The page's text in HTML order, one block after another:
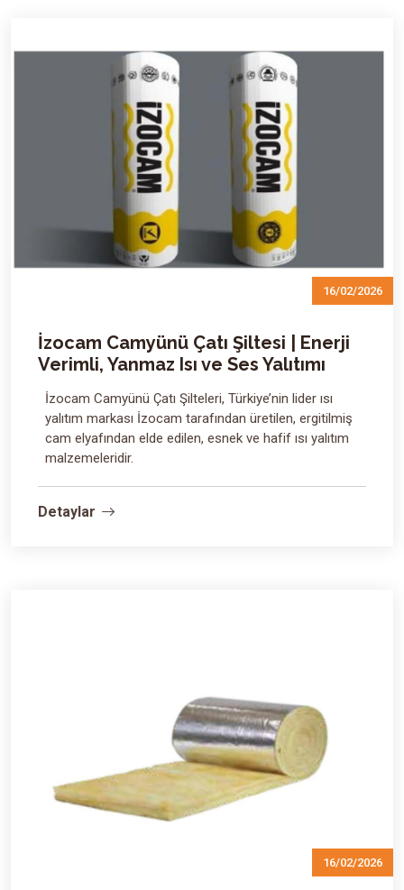
16/02/2026
İzocam Camyünü Çatı Şiltesi | Enerji
Verimli, Yanmaz Isı ve Ses Yalıtımı
İzocam Camyünü Çatı Şilteleri, Türkiye’nin lider ısı
yalıtım markası İzocam tarafından üretilen, ergitilmiş
cam elyafından elde edilen, esnek ve hafif ısı yalıtım
malzemeleridir.
Detaylar
16/02/2026